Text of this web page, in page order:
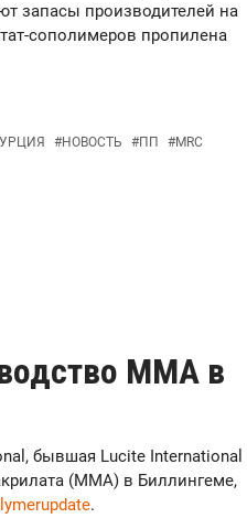
запасы производителей на
сополимеров пропилена
#НОВОСТЬ #ПП #MRC
ММА в
бывшая Lucite International
(ММА) в Биллингеме,
.